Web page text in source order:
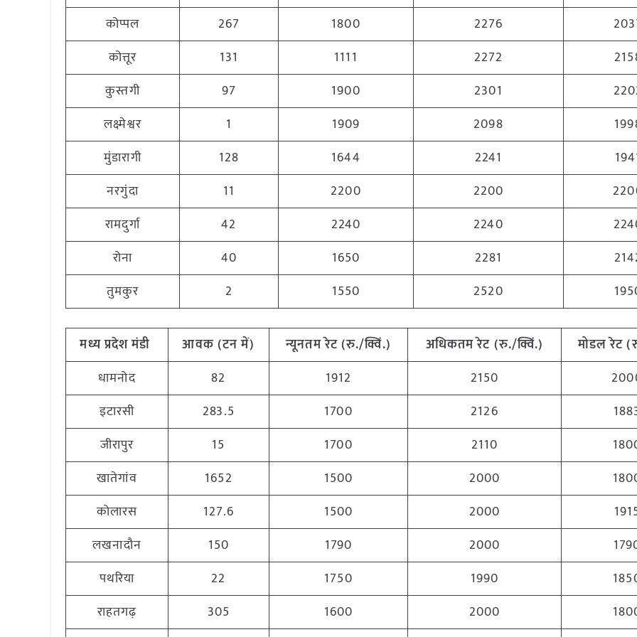
कोप्पल
267 1800 2276
कोत्तूर
131 1111 2272
कुस्तगी
97 1900 2301
लक्ष्मेश्वर
1 1909 2098
मुंडारागी
128 1644 2241
नरगुंदा
11 2200 2200
रामदुर्गा
42 2240 2240
रोना
40 1650 2281
तुमकुर
2 1550 2520
मध्यप्रदेश मंडी आवक (टन में) न्यूनतमरेट (रु./क्विं.) अधिकतमरेट (रु./क्विं.) मोडल रेट(
धामनोद
82 1912 2150
इटारसी
283.5 1700 2126
जीरापुर
15 1700 2110
खातेगांव
1652 1500 2000
कोलारस
127.6 1500 2000
लखनादौन
150 1790 2000
पथरिया
22 1750 1990
राहतगढ़
305 1600 2000